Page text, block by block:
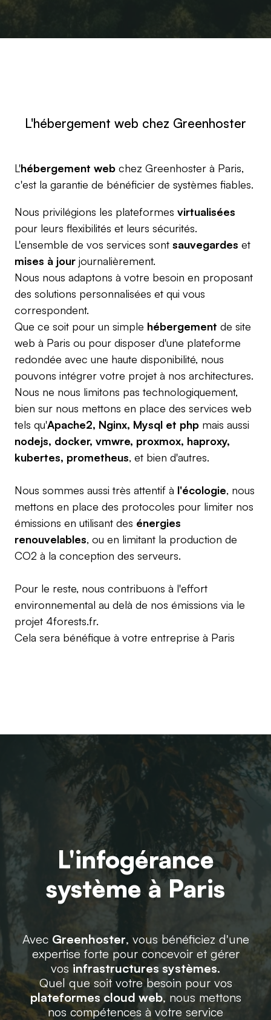
L'hébergement web chez Greenhoster
L'hébergement web chez Greenhoster à Paris,
c'est la garantie de bénéficier de systèmes fiables.
Nous privilégions les plateformes virtualisées
pour leurs flexibilités et leurs sécurités.
L'ensemble de vos services sont sauvegardes et
mises à jour journalièrement.
Nous nous adaptons à votre besoin en proposant
des solutions personnalisées et qui vous
correspondent.
Que ce soit pour un simple hébergement de site
web à Paris ou pour disposer d'une plateforme
redondée avec une haute disponibilité, nous
pouvons intégrer votre projet à nos architectures.
Nous ne nous limitons pas technologiquement,
bien sur nous mettons en place des services web
tels qu'Apache2, Nginx, Mysql et php mais aussi
nodejs, docker, vmwre, proxmox, haproxy,
kubertes, prometheus, et bien d'autres.
Nous sommes aussi très attentif à l'écologie, nous
mettons en place des protocoles pour limiter nos
émissions en utilisant des énergies
renouvelables, ou en limitant la production de
CO2 à la conception des serveurs.
Pour le reste, nous contribuons à l'effort
environnemental au delà de nos émissions via le
projet 4forests.fr.
Cela sera bénéfique à votre entreprise à Paris
L'infogérance
système à Paris
Avec Greenhoster, vous bénéficiez d'une
expertise forte pour concevoir et gérer
vos infrastructures systèmes.
Quel que soit votre besoin pour vos
plateformes cloud web, nous mettons
nos compétences à votre service